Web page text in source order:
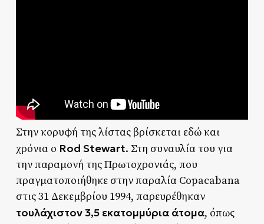
Στην κορυφή της λίστας βρίσκεται εδώ και
χρόνια ο Rod Stewart. Στη συναυλία του για
την παραμονή της Πρωτοχρονιάς, που
πραγματοποιήθηκε στην παραλία Copacabana
στις 31 Δεκεμβρίου 1994, παρευρέθηκαν
τουλάχιστον 3,5 εκατομμύρια άτομα, όπως